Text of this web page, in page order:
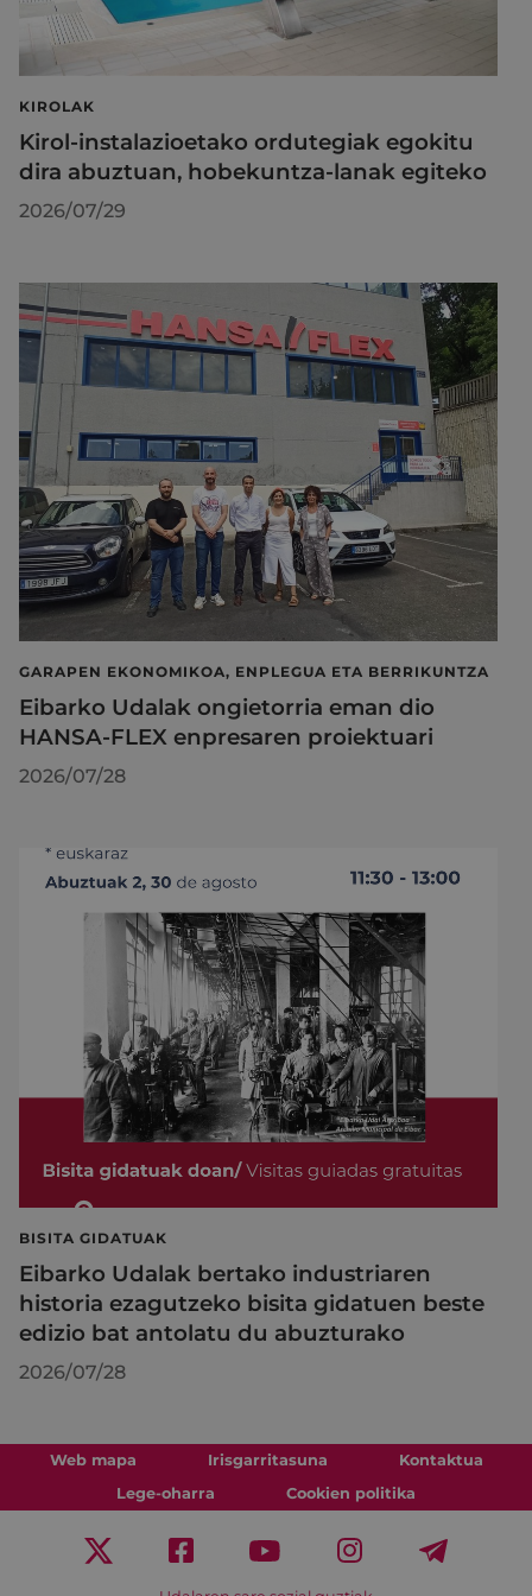
KIROLAK
Kirol-instalazioetako ordutegiak egokitu
dira abuztuan, hobekuntza-lanak egiteko
2026/07/29
GARAPEN EKONOMIKOA, ENPLEGUA ETA BERRIKUNTZA
Eibarko Udalak ongietorria eman dio
HANSA-FLEX enpresaren proiektuari
2026/07/28
BISITA GIDATUAK
Eibarko Udalak bertako industriaren
historia ezagutzeko bisita gidatuen beste
edizio bat antolatu du abuzturako
2026/07/28
Web mapa Irisgarritasuna
Kontaktua
Lege-oharra
Cookien politika